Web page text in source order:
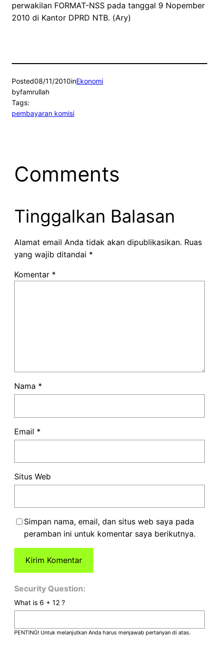
perwakilan FORMAT-NSS pada tanggal 9 Nopember
2010 di Kantor DPRD NTB. (Ary)
Posted08/11/2010inEkonomi
byfamrullah
Tags:
pembayaran komisi
Comments
Tinggalkan Balasan
Alamat email Anda tidak akan dipublikasikan. Ruas
yang wajib ditandai *
Komentar *
Nama *
Email *
Situs Web
Simpan nama, email, dan situs web saya pada
peramban ini untuk komentar saya berikutnya.
Security Question:
What is 6 + 12 ?
PENTING! Untuk melanjutkan Anda harus menjawab pertanyan di atas.